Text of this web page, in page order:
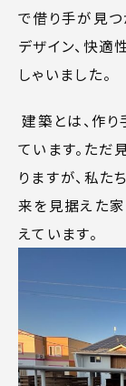
で借り手が見つ
デザイン、快適
しゃいました。
建築とは、作
ています。た
りますが、私た
来を見据えた
えています。